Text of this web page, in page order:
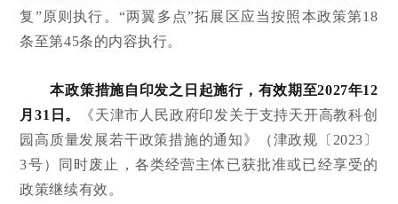
复”原则执行。“两翼多点”拓展区应当按照本政策第18
条至第45条的内容执行。
本政策措施自印发之日起施行，有效期至2027年12
月31日。
《天津市人民政府印发关于支持天开高教科创
园高质量发展若干政策措施的通知》（津政规〔2023〕
3号）同时废止，各类经营主体已获批准或已经享受的
政策继续有效。